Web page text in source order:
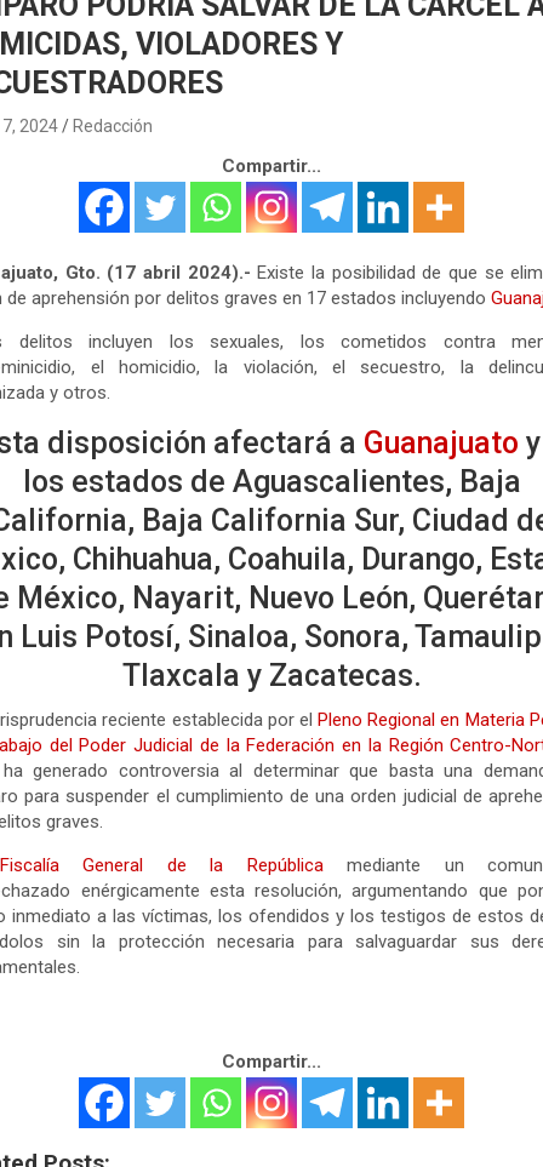
VIOLADORES Y
2024 Redacción
Compartir...
Gto. (17 abril 2024).- Existe la posibilidad de que se
de aprehensión por delitos graves en 17 estados incluyendo
delitos incluyen los sexuales, los cometidos contra
el homicidio, la violación, el secuestro, la
y otros.
disposición afectará a Guanajuato
los estados de Aguascalientes, Baja
Baja California Sur, Ciudad
Chihuahua, Coahuila, Durango,
México, Nayarit, Nuevo León,
Luis Potosí, Sinaloa, Sonora,
Tlaxcala y Zacatecas.
reciente establecida por elPleno Regional en Materia
del Poder Judicial de la Federación en la Región Centro-
generado controversia al determinar que basta una
para suspender el cumplimiento de una orden judicial de
graves.
Fiscalía General de la Repúblicamediante un
enérgicamente esta resolución, argumentando que
inmediato a las víctimas, los ofendidos y los testigos de estos
sin la protección necesaria para salvaguardar sus
Compartir...